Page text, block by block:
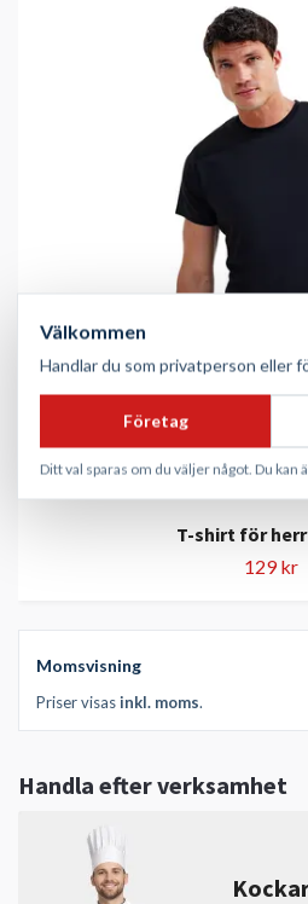
Momsvisning
Priser visasinkl. moms.
Handla efter verksamhet
T-shirt för herr
129 kr
Välkommen
Handlar du som privatperson eller
Företag
Ditt val sparas om du väljer något. Du kan